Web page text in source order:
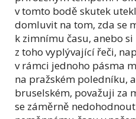
v tomto bodě skutek
domluvit na tom, zda se
k zimnímu času, anebo
z toho vyplývající řeči,
v rámci jednoho pásma
na pražském poledníku,
bruselském, považuji za
se záměrně